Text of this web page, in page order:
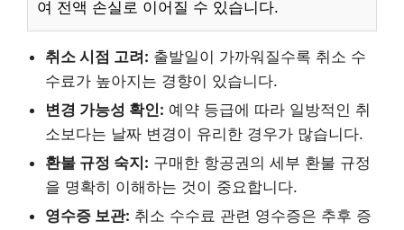
여 전액 손실로 이어질 수 있습니다.
취소 시점 고려: 출발일이 가까워질수록 취소 수
수료가 높아지는 경향이 있습니다.
변경 가능성 확인: 예약 등급에 따라 일방적인 취
소보다는 날짜 변경이 유리한 경우가 많습니다.
환불 규정 숙지: 구매한 항공권의 세부 환불 규정
을 명확히 이해하는 것이 중요합니다.
영수증 보관: 취소 수수료 관련 영수증은 추후 증